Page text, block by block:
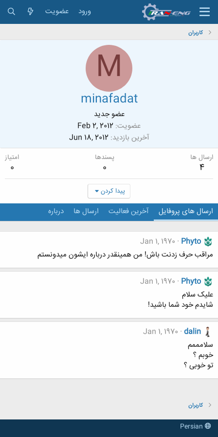
ورود عضویت
کاربران
M
minafadat
عضو جدید
عضویت Feb 2, 2012
آخرین بازدید Jun 18, 2012
ارسال ها
4
پسندها
0
امتیاز
0
پیدا کردن
ارسال های پروفایل آخرین فعالیت ارسال ها درباره
Phyto
Jan 1, 1970
مراقب حرف زدنت باش! من همینقدر درباره ایشون میدونستم
Phyto
Jan 1, 1970
علیک سلام
شایدم خود شما باشید!
dalin
Jan 1, 1970
سلامممم
خوبم ؟
تو خوبی ؟
کاربران